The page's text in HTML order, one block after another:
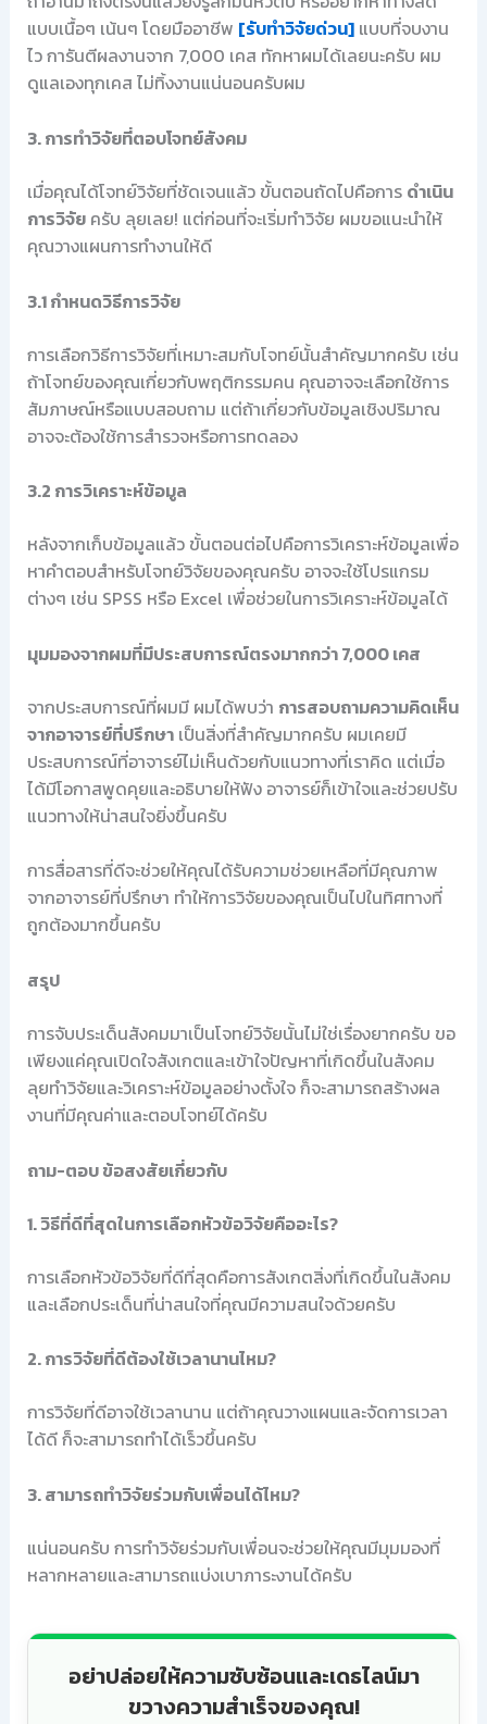
แบบเนื้อๆ เน้นๆ โดยมืออาชีพ [รับทำวิจัยด่วน]แบบที่จบงาน
ไว การันตีผลงานจาก 7,000 เคส ทักหาผมได้เลยนะครับ ผม
ดูแลเองทุกเคส ไม่ทิ้งงานแน่นอนครับผม
3. การทำวิจัยที่ตอบโจทย์สังคม
เมื่อคุณได้โจทย์วิจัยที่ชัดเจนแล้ว ขั้นตอนถัดไปคือการ ดำเนิน
การวิจัยครับ ลุยเลย! แต่ก่อนที่จะเริ่มทำวิจัย ผมขอแนะนำให้
คุณวางแผนการทำงานให้ดี
3.1 กำหนดวิธีการวิจัย
การเลือกวิธีการวิจัยที่เหมาะสมกับโจทย์นั้นสำคัญมากครับ เช่น
ถ้าโจทย์ของคุณเกี่ยวกับพฤติกรรมคน คุณอาจจะเลือกใช้การ
สัมภาษณ์หรือแบบสอบถาม แต่ถ้าเกี่ยวกับข้อมูลเชิงปริมาณ
อาจจะต้องใช้การสำรวจหรือการทดลอง
3.2 การวิเคราะห์ข้อมูล
หลังจากเก็บข้อมูลแล้ว ขั้นตอนต่อไปคือการวิเคราะห์ข้อมูลเพื่อ
หาคำตอบสำหรับโจทย์วิจัยของคุณครับ อาจจะใช้โปรแกรม
ต่างๆ เช่น SPSS หรือ Excel เพื่อช่วยในการวิเคราะห์ข้อมูลได้
มุมมองจากผมที่มีประสบการณ์ตรงมากกว่า 7,000 เคส
จากประสบการณ์ที่ผมมี ผมได้พบว่า การสอบถามความคิดเห็น
จากอาจารย์ที่ปรึกษาเป็นสิ่งที่สำคัญมากครับ ผมเคยมี
ประสบการณ์ที่อาจารย์ไม่เห็นด้วยกับแนวทางที่เราคิด แต่เมื่อ
ได้มีโอกาสพูดคุยและอธิบายให้ฟัง อาจารย์ก็เข้าใจและช่วยปรับ
แนวทางให้น่าสนใจยิ่งขึ้นครับ
การสื่อสารที่ดีจะช่วยให้คุณได้รับความช่วยเหลือที่มีคุณภาพ
จากอาจารย์ที่ปรึกษา ทำให้การวิจัยของคุณเป็นไปในทิศทางที่
ถูกต้องมากขึ้นครับ
สรุป
การจับประเด็นสังคมมาเป็นโจทย์วิจัยนั้นไม่ใช่เรื่องยากครับ ขอ
เพียงแค่คุณเปิดใจสังเกตและเข้าใจปัญหาที่เกิดขึ้นในสังคม
ลุยทำวิจัยและวิเคราะห์ข้อมูลอย่างตั้งใจ ก็จะสามารถสร้างผล
งานที่มีคุณค่าและตอบโจทย์ได้ครับ
ถาม-ตอบ ข้อสงสัยเกี่ยวกับ
1. วิธีที่ดีที่สุดในการเลือกหัวข้อวิจัยคืออะไร?
การเลือกหัวข้อวิจัยที่ดีที่สุดคือการสังเกตสิ่งที่เกิดขึ้นในสังคม
และเลือกประเด็นที่น่าสนใจที่คุณมีความสนใจด้วยครับ
2. การวิจัยที่ดีต้องใช้เวลานานไหม?
การวิจัยที่ดีอาจใช้เวลานาน แต่ถ้าคุณวางแผนและจัดการเวลา
ได้ดี ก็จะสามารถทำได้เร็วขึ้นครับ
3. สามารถทำวิจัยร่วมกับเพื่อนได้ไหม?
แน่นอนครับ การทำวิจัยร่วมกับเพื่อนจะช่วยให้คุณมีมุมมองที่
หลากหลายและสามารถแบ่งเบาภาระงานได้ครับ
อย่าปล่อยให้ความซับซ้อนและเดธไลน์มา
ขวางความสำเร็จของคุณ!